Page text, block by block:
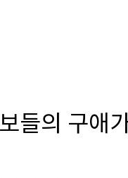
들의 구애